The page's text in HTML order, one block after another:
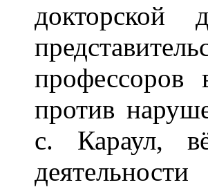
докторской
профессоров
против
с. Караул,